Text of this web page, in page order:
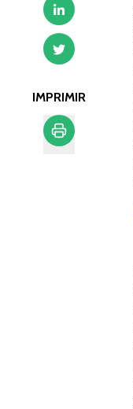
IMPRIMIR